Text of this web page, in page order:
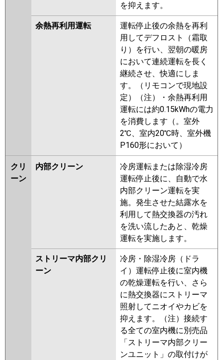
を抑えます。
余熱再利用運転
運転停止後の余熱を再利
用してデフロスト（霜取
り）を行い、翌朝の暖房
において連続運転を長く
継続させ、快適にしま
す。（リモコンで現地設
定）（注）・余熱再利用
運転には約0.15kWhの電力
を消費します（。室外
2℃、室内20℃時、室外機
P160形において）
クリ
ーン
内部クリーン
冷房運転または除湿冷房
運転停止後に、自動で水
内部クリーン運転を実
施。発生させた結露水を
利用して熱交換器の汚れ
を洗い流したあと、乾燥
運転を実施します。
ストリーマ内部クリ
ーン
冷房・除湿冷房（ドラ
イ）運転停止後に室内機
の乾燥運転を行い、さら
に熱交換器にストリーマ
照射してニオイやカビを
抑えます。（注）接続す
る全ての室内機に別売品
「ストリーマ内部クリー
ンユニット」の取付けが